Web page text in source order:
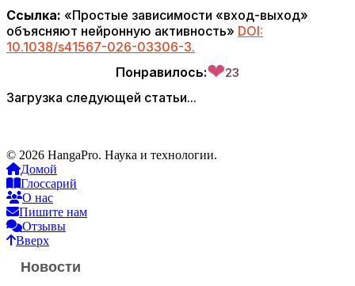
Ссылка: «Простые зависимости «вход-выход»
объясняют нейронную активность» DOI:
10.1038/s41567-026-03306-3.
Понравилось:❤23
Загрузка следующей статьи...
© 2026 HangaPro. Наука и технологии.
Домой
Глоссарий
О нас
Пишите нам
Отзывы
Вверх
Новости